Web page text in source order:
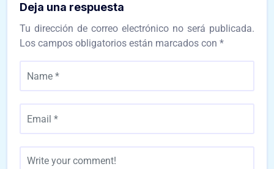
Deja una respuesta
Tu dirección de correo electrónico no será publicada.
Los campos obligatorios están marcados con *